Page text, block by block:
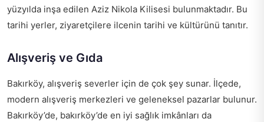
yüzyılda inşa edilen Aziz Nikola Kilisesi bulunmaktadır. Bu
tarihi yerler, ziyaretçilere ilcenin tarihi ve kültürünü tanıtır.
Alışveriş ve Gıda
Bakırköy, alışveriş severler için de çok şey sunar. İlçede,
modern alışveriş merkezleri ve geleneksel pazarlar bulunur.
Bakırköy’de, bakırköy’de en iyi sağlık imkânları da